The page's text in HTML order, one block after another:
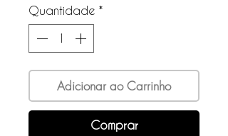
Quantidade *
Adicionar ao Carrinho
Comprar